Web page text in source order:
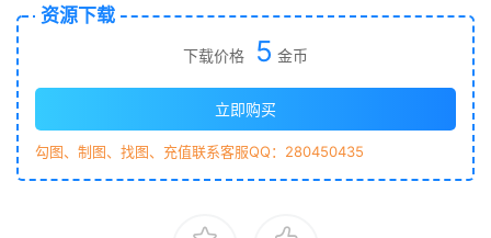
资源下载
下载价格 5 金币
立即购买
勾图、制图、找图、充值联系客服QQ：280450435